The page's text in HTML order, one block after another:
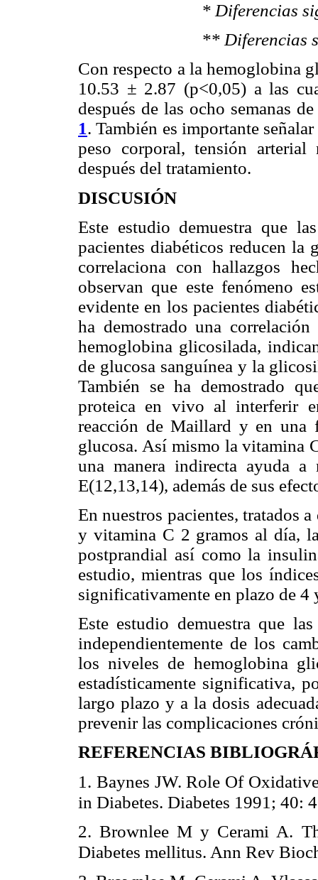
* Diferencias
** Diferencias
Con respecto a la hemoglobina
10.53 ± 2.87 (p<0,05) a las
después de las ocho semanas
1. También es importante
peso corporal, tensión arterial
después del tratamiento.
DISCUSIÓN
Este estudio demuestra que
pacientes diabéticos reducen
correlaciona con hallazgos
observan que este fenómeno
evidente en los pacientes
ha demostrado una
hemoglobina glicosilada,
de glucosa sanguínea y la
También se ha demostrado
proteica en vivo al interferir
reacción de Maillard y en una
glucosa. Así mismo la vitamina
una manera indirecta ayuda
E(12,13,14), además de sus
En nuestros pacientes, tratados
y vitamina C 2 gramos al día,
postprandial así como la
estudio, mientras que los
significativamente en plazo de 4
Este estudio demuestra que
independientemente de los
los niveles de hemoglobina
estadísticamente significativa,
largo plazo y a la dosis
prevenir las complicaciones
REFERENCIAS
1. Baynes JW. Role Of
in Diabetes. Diabetes 1991; 40:
2. Brownlee M y Cerami A.
Diabetes mellitus. Ann Rev